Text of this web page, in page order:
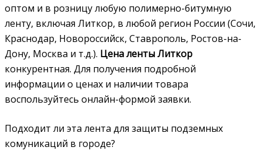
оптом и в розницу любую полимерно-битумную
ленту, включая Литкор, в любой регион России (Сочи,
Краснодар, Новороссийск, Ставрополь, Ростов-на-
Дону, Москва и т.д.). Цена ленты Литкор
конкурентная. Для получения подробной
информации о ценах и наличии товара
воспользуйтесь онлайн-формой заявки.
Подходит ли эта лента для защиты подземных
комуникаций в городе?